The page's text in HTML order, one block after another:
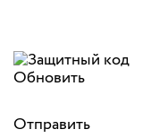
Обновить
Отправить